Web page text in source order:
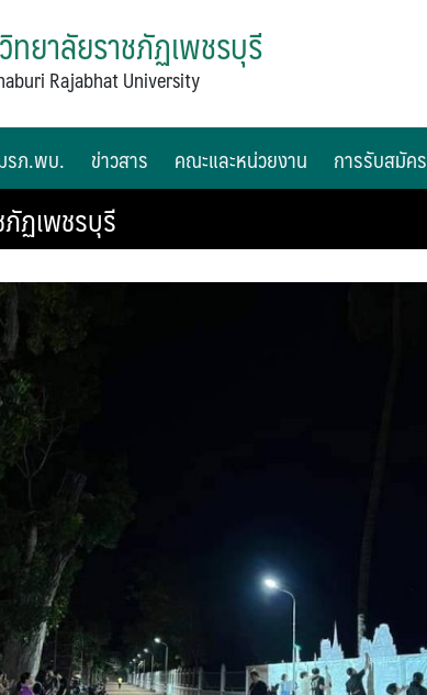
ทยาลัยราชภัฏเพชรบุรี
Rajabhat University
รภ.พบ. ข่าวสาร คณะและหน่วยงาน การรับสมัคร
ฏเพชรบุรี